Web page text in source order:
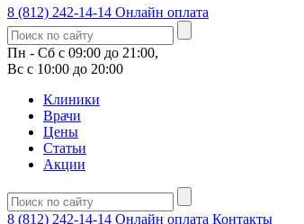
8 (812) 242-14-14 Онлайн оплата
Пн - Сб с 09:00 до 21:00,
Вс с 10:00 до 20:00
Клиники
Врачи
Цены
Статьи
Акции
8 (812) 242-14-14 Онлайн оплата Контакты